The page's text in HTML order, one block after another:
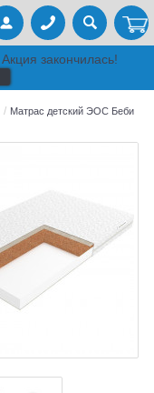
Акция закончилась!
Матрас детский ЭОС Беби